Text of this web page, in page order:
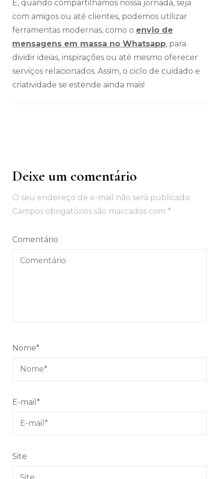
E, quando compartilhamos nossa jornada, seja
com amigos ou até clientes, podemos utilizar
ferramentas modernas, como o envio de
mensagens em massa no Whatsapp, para
dividir ideias, inspirações ou até mesmo oferecer
serviços relacionados. Assim, o ciclo de cuidado e
criatividade se estende ainda mais!
Navegação
post
Deixe um comentário
O seu endereço de e-mail não será publicado.
Campos obrigatórios são marcados com *
Comentário
Nome*
E-mail *
Site